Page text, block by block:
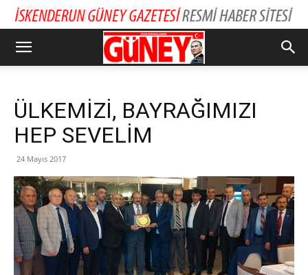
ÜLKEMİZİ, BAYRAĞIMIZI
HEP SEVELİM
24 Mayıs 2017